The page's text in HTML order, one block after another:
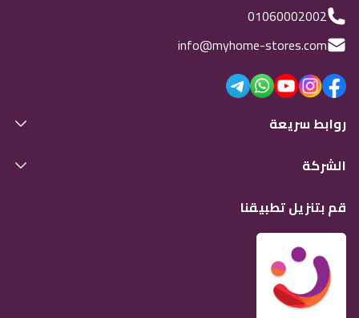
01060002002
info@myhome-stores.com
روابط سريعة
الشركة
قم بتنزيل تطبيقنا